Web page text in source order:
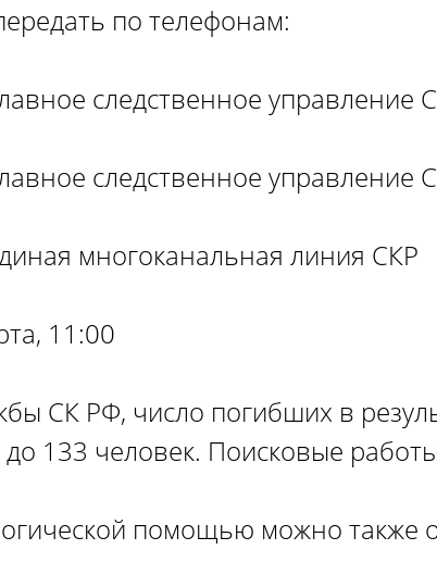
по телефонам:
следственное управление
следственное управление
многоканальная линия СКР
11:00
СК РФ, число погибших в
до 133 человек. Поисковые
помощью можно также